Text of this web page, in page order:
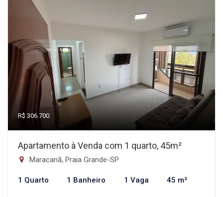
R$ 306.700
Apartamento à Venda com 1 quarto, 45m²
Maracanã, Praia Grande-SP
1 Quarto 1 Banheiro 1 Vaga 45 m²